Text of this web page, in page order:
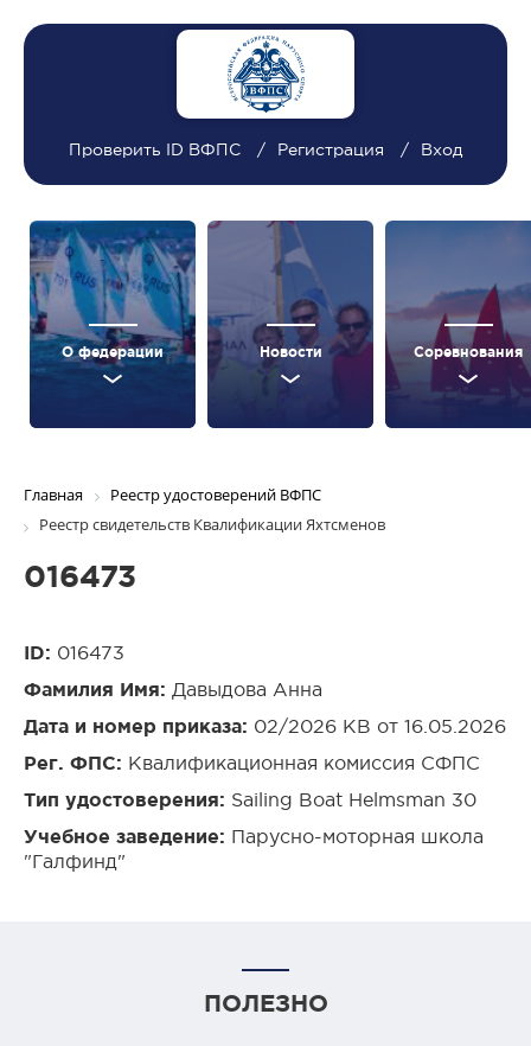
Проверить ID ВФПС Регистрация Вход
О федерации Новости Соревнования
Главная
Реестр удостоверений ВФПС
Реестр свидетельств Квалификации Яхтсменов
016473
ID: 016473
Фамилия Имя: Давыдова Анна
Дата и номер приказа: 02/2026 КВ от 16.05.2026
Рег. ФПС: Квалификационная комиссия СФПС
Тип удостоверения: Sailing Boat Helmsman 30
Учебное заведение: Парусно-моторная школа
"Галфинд"
ПОЛЕЗНО